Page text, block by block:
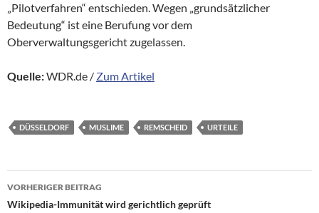
„Pilotverfahren“ entschieden. Wegen „grundsätzlicher
Bedeutung“ ist eine Berufung vor dem
Oberverwaltungsgericht zugelassen.
Quelle:WDR.de / Zum Artikel
DÜSSELDORF MUSLIME REMSCHEID URTEILE
Beitragsnavigation
VORHERIGER BEITRAG
Wikipedia-Immunität wird gerichtlich geprüft